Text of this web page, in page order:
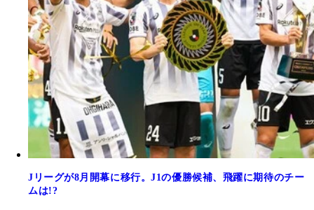
Jリーグが8月開幕に移行。J1の優勝候補、飛躍に期待のチー
ムは!?